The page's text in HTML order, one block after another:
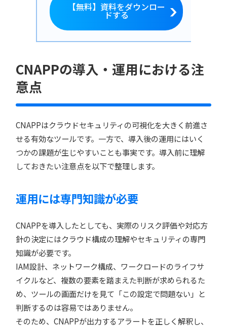
【無料】資料をダウンロー
ドする
CNAPPの導入・運用における注
意点
CNAPPはクラウドセキュリティの可視化を大きく前進さ
せる有効なツールです。一方で、導入後の運用にはいく
つかの課題が生じやすいことも事実です。導入前に理解
しておきたい注意点を以下で整理します。
運用には専門知識が必要
CNAPPを導入したとしても、実際のリスク評価や対応方
針の決定にはクラウド構成の理解やセキュリティの専門
知識が必要です。
IAM設計、ネットワーク構成、ワークロードのライフサ
イクルなど、複数の要素を踏まえた判断が求められるた
め、ツールの画面だけを見て「この設定で問題ない」と
判断するのは容易ではありません。
そのため、CNAPPが出力するアラートを正しく解釈し、